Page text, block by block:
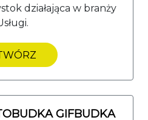
działająca w branży
GIFBUDKA